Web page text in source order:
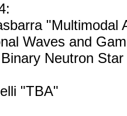
"Multimodal
Waves and
Neutron Star
"TBA"